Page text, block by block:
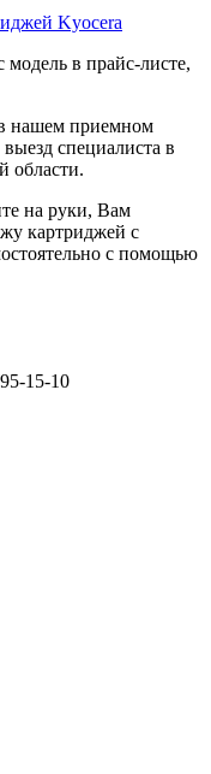
Kyocera
в прайс-листе,
нашем приемном
специалиста в
области.
на руки, Вам
картриджей с
с помощью
15-10